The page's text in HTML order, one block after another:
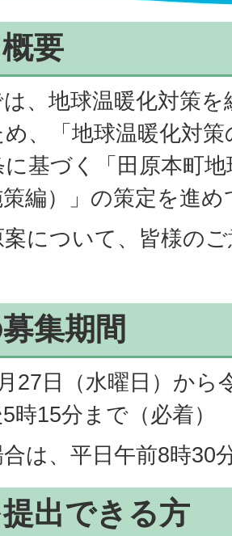
要
、地球温暖化対策
、「地球温暖化対
基づく「田原本町
編）」の策定を進
案について、皆様の
集期間
27日（水曜日）から
時15分まで（必着）
は、平日午前8時30
出できる方